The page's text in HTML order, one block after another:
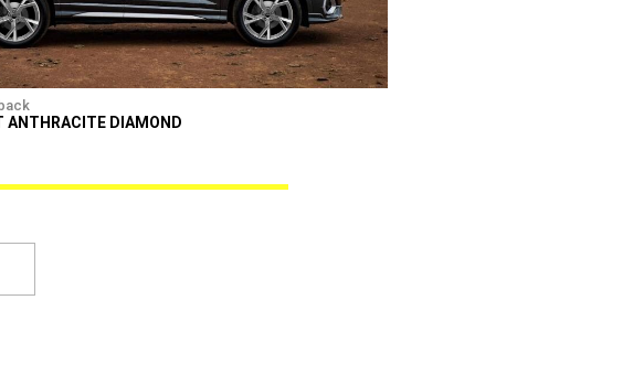
ANTHRACITE DIAMOND